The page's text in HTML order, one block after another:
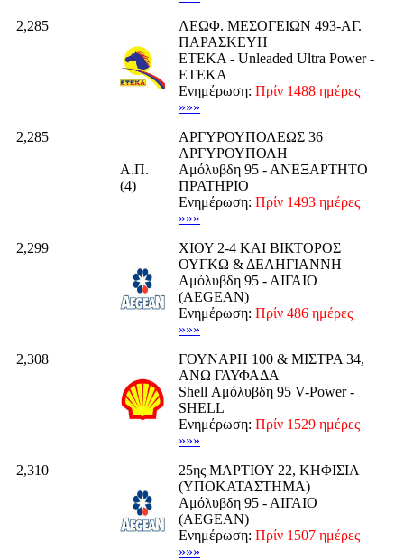
2,285
ΛΕΩΦ. ΜΕΣΟΓΕΙΩΝ 493-ΑΓ.
ΠΑΡΑΣΚΕΥΗ
ETEKA - Unleaded Ultra Power -
ΕΤΕΚΑ
Ενημέρωση: Πρίν 1488 ημέρες
»»»
2,285
Α.Π.
(4)
ΑΡΓΥΡΟΥΠΟΛΕΩΣ 36
ΑΡΓΥΡΟΥΠΟΛΗ
Αμόλυβδη 95 - ΑΝΕΞΑΡΤΗΤΟ
ΠΡΑΤΗΡΙΟ
Ενημέρωση: Πρίν 1493 ημέρες
»»»
2,299
ΧΙΟΥ 2-4 ΚΑΙ ΒΙΚΤΟΡΟΣ
ΟΥΓΚΩ & ΔΕΛΗΓΙΑΝΝΗ
Αμόλυβδη 95 - ΑΙΓΑΙΟ
(AEGEAN)
Ενημέρωση: Πρίν 486 ημέρες
»»»
2,308
ΓΟΥΝΑΡΗ 100 & ΜΙΣΤΡΑ 34,
ΑΝΩ ΓΛΥΦΑΔΑ
Shell Αμόλυβδη 95 V-Power -
SHELL
Ενημέρωση: Πρίν 1529 ημέρες
»»»
2,310
25ης ΜΑΡΤΙΟΥ 22, ΚΗΦΙΣΙΑ
(ΥΠΟΚΑΤΑΣΤΗΜΑ)
Αμόλυβδη 95 - ΑΙΓΑΙΟ
(AEGEAN)
Ενημέρωση: Πρίν 1507 ημέρες
»»»